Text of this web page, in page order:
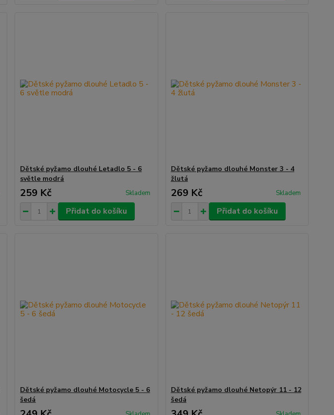
Dětské pyžamo dlouhé Letadlo 5 - 6
světle modrá
259 Kč Skladem
Přidat do košíku
Dětské pyžamo dlouhé Monster 3 - 4
žlutá
269 Kč Skladem
Přidat do košíku
Dětské pyžamo dlouhé Motocycle 5 - 6
šedá
Dětské pyžamo dlouhé Netopýr 11 - 12
šedá